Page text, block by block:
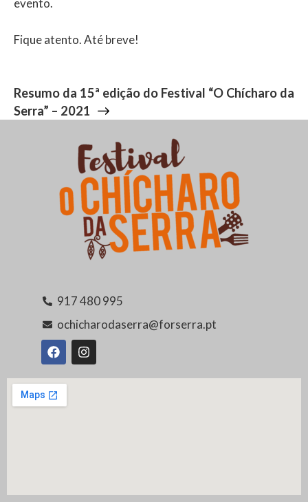
evento.
Fique atento. Até breve!
Resumo da 15ª edição do Festival “O Chícharo da
Serra” – 2021
917 480 995
ochicharodaserra@forserra.pt